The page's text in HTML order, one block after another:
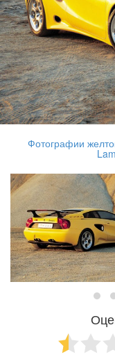
Фотографии